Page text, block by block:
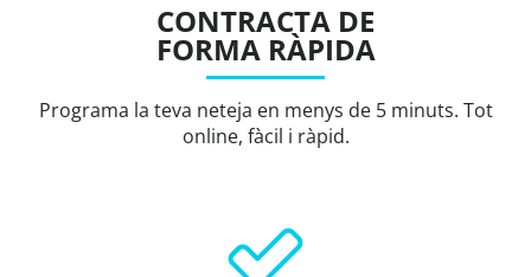
CONTRACTA DE
FORMA RÀPIDA
Programa la teva neteja en menys de 5 minuts. Tot
online, fàcil i ràpid.